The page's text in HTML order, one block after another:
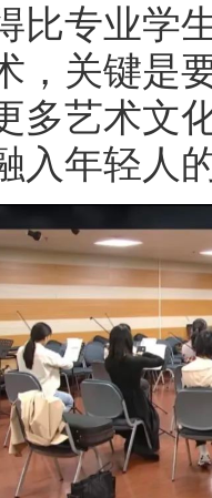
比专业学
，关键是
多艺术文
入年轻人